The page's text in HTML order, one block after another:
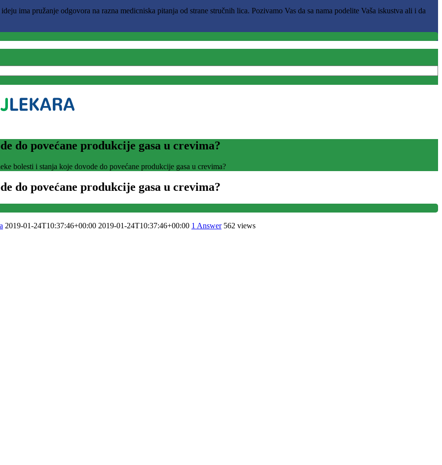
ima pružanje odgovora na razna medicniska pitanja od strane stručnih lica. Pozivamo Vas da sa nama podelite Vaša iskustva ali i da
do povećane produkcije gasa u crevima?
bolesti i stanja koje dovode do povećane produkcije gasa u crevima?
do povećane produkcije gasa u crevima?
2019-01-24T10:37:46+00:00 2019-01-24T10:37:46+00:00 1 Answer 562 views